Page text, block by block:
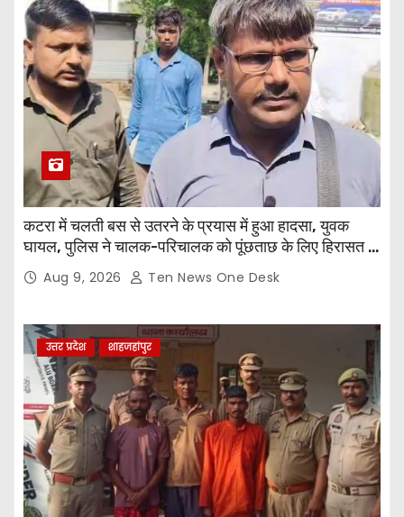
कटरा में चलती बस से उतरने के प्रयास में हुआ हादसा, युवक
घायल, पुलिस ने चालक-परिचालक को पूंछताछ के लिए हिरासत में
लियाAug 9, 2026 Ten News One Desk
उत्तर प्रदेश शाहजहांपुर